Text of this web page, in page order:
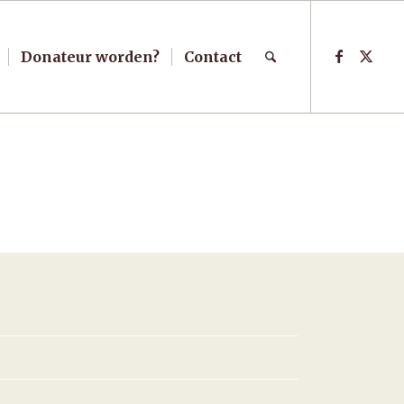
Donateur worden? Contact